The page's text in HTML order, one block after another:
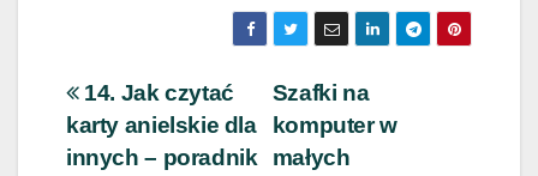
Nawigacja
wpisu
Szafki na
komputer w
małych
14. Jak czytać
karty anielskie dla
innych – poradnik